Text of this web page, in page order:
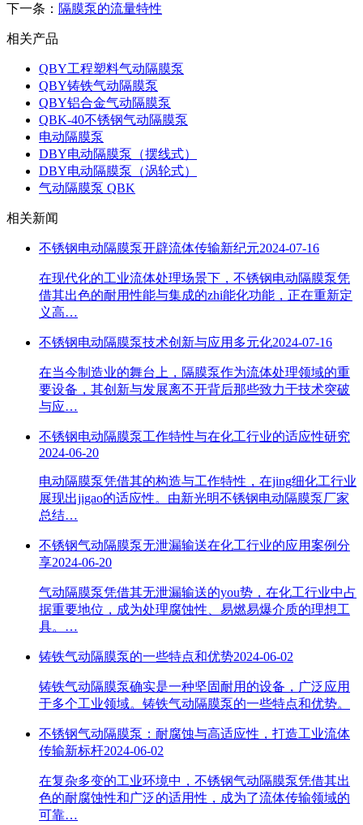
下一条： 隔膜泵的流量特性
相关产品
QBY工程塑料气动隔膜泵
QBY铸铁气动隔膜泵
QBY铝合金气动隔膜泵
QBK-40不锈钢气动隔膜泵
电动隔膜泵
DBY电动隔膜泵（摆线式）
DBY电动隔膜泵（涡轮式）
气动隔膜泵 QBK
相关新闻
不锈钢电动隔膜泵开辟流体传输新纪元2024-07-16
在现代化的工业流体处理场景下，不锈钢电动隔膜泵凭
借其出色的耐用性能与集成的zhi能化功能，正在重新定
义高…
不锈钢电动隔膜泵技术创新与应用多元化2024-07-16
在当今制造业的舞台上，隔膜泵作为流体处理领域的重
要设备，其创新与发展离不开背后那些致力于技术突破
与应…
不锈钢电动隔膜泵工作特性与在化工行业的适应性研究
2024-06-20
电动隔膜泵凭借其的构造与工作特性，在jing细化工行业
展现出jigao的适应性。由新光明不锈钢电动隔膜泵厂家
总结…
不锈钢气动隔膜泵无泄漏输送在化工行业的应用案例分
享2024-06-20
气动隔膜泵凭借其无泄漏输送的you势，在化工行业中占
据重要地位，成为处理腐蚀性、易燃易爆介质的理想工
具。…
铸铁气动隔膜泵的一些特点和优势2024-06-02
铸铁气动隔膜泵确实是一种坚固耐用的设备，广泛应用
于多个工业领域。铸铁气动隔膜泵的一些特点和优势。
不锈钢气动隔膜泵：耐腐蚀与高适应性，打造工业流体
传输新标杆2024-06-02
在复杂多变的工业环境中，不锈钢气动隔膜泵凭借其出
色的耐腐蚀性和广泛的适用性，成为了流体传输领域的
可靠…